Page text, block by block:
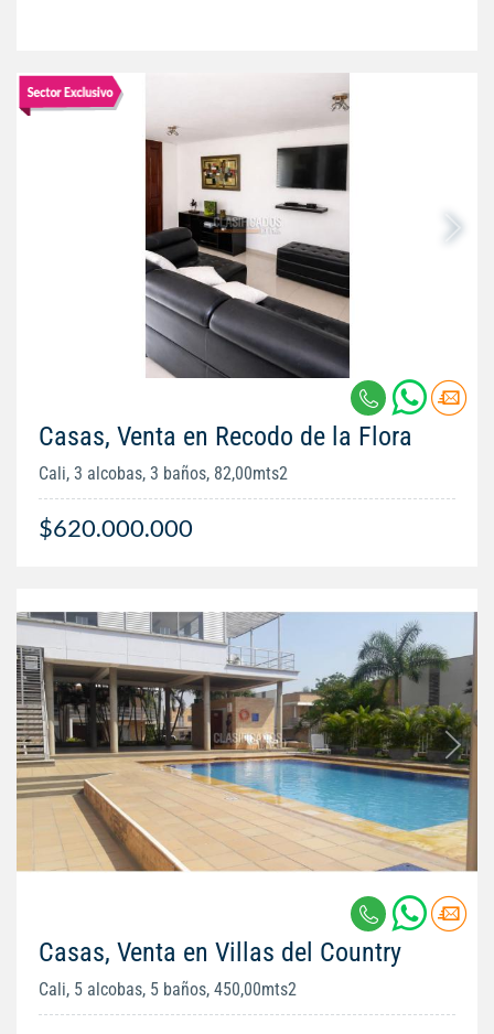
Casas, Venta en Recodo de la Flora
Cali, 3 alcobas, 3 baños, 82,00mts2
$620.000.000
Casas, Venta en Villas del Country
Cali, 5 alcobas, 5 baños, 450,00mts2